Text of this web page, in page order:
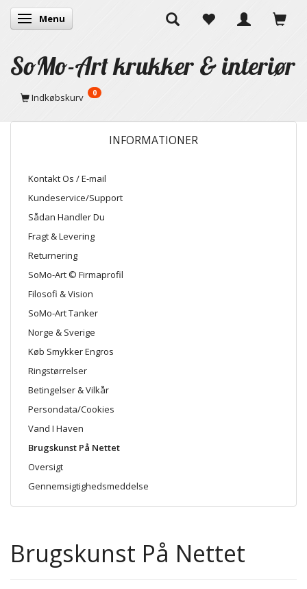
Skifte navigation
Menu
SoMo-Art krukker & interiør
Indkøbskurv 0
INFORMATIONER
Kontakt Os / E-mail
Kundeservice/Support
Sådan Handler Du
Fragt & Levering
Returnering
SoMo-Art © Firmaprofil
Filosofi & Vision
SoMo-Art Tanker
Norge & Sverige
Køb Smykker Engros
Ringstørrelser
Betingelser & Vilkår
Persondata/Cookies
Vand I Haven
Brugskunst På Nettet
Oversigt
Gennemsigtighedsmeddelse
Brugskunst På Nettet